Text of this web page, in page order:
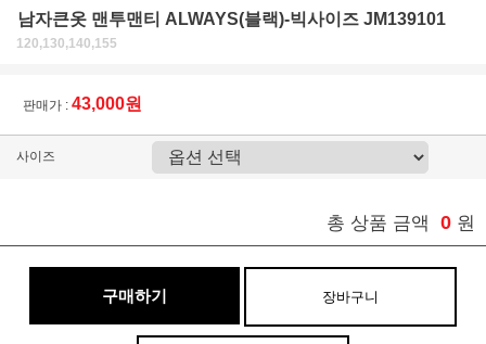
남자큰옷 맨투맨티 ALWAYS(블랙)-빅사이즈 JM139101
120,130,140,155
판매가 : 43,000원
사이즈
총 상품 금액 0 원
구매하기 장바구니